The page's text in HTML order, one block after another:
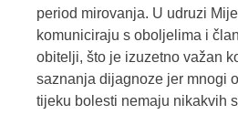
period mirovanja. U udruzi
komuniciraju s oboljelima i
obitelji, što je izuzetno važan
saznanja dijagnoze jer mnogi
tijeku bolesti nemaju nikakvih